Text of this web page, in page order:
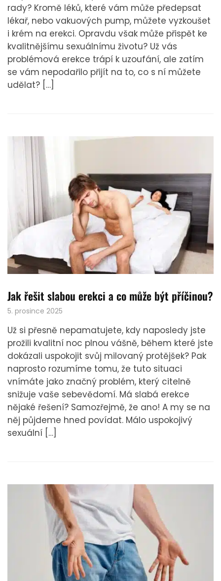
rady? Kromě léků, které vám může předepsat
lékař, nebo vakuových pump, můžete vyzkoušet
i krém na erekci. Opravdu však může přispět ke
kvalitnějšímu sexuálnímu životu? Už vás
problémová erekce trápí k uzoufání, ale zatím
se vám nepodařilo přijít na to, co s ní můžete
udělat? […]
Jak řešit slabou erekci a co může být příčinou?
5. prosince 2025
Už si přesně nepamatujete, kdy naposledy jste
prožili kvalitní noc plnou vášně, během které jste
dokázali uspokojit svůj milovaný protějšek? Pak
naprosto rozumíme tomu, že tuto situaci
vnímáte jako značný problém, který citelně
snižuje vaše sebevědomí. Má slabá erekce
nějaké řešení? Samozřejmě, že ano! A my se na
něj půjdeme hned povídat. Málo uspokojivý
sexuální […]